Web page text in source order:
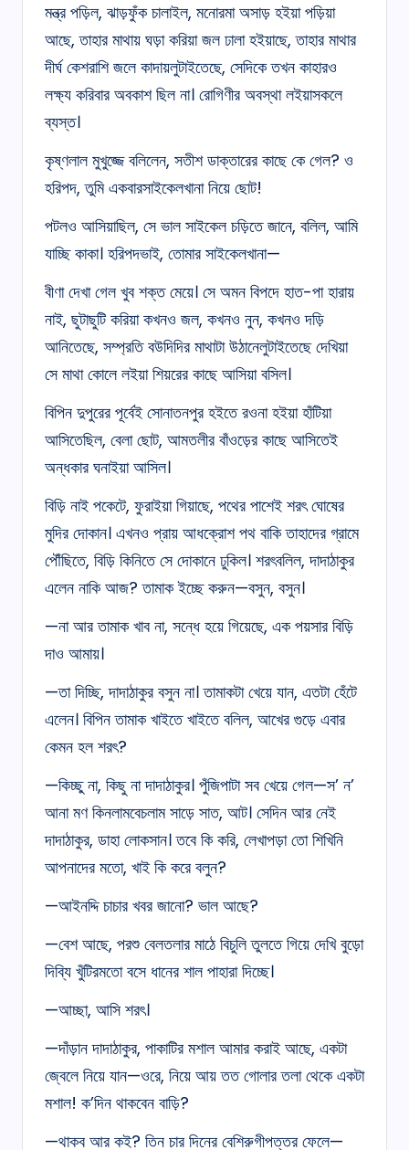
মন্ত্র পড়িল, ঝাড়ফুঁক চালাইল, মনোরমা অসাড় হইয়া পড়িয়া
আছে, তাহার মাথায় ঘড়া করিয়া জল ঢালা হইয়াছে, তাহার মাথার
দীর্ঘ কেশরাশি জলে কাদায়লুটাইতেছে, সেদিকে তখন কাহারও
লক্ষ্য করিবার অবকাশ ছিল না। রোগিণীর অবস্থা লইয়াসকলে
ব্যস্ত।
কৃষ্ণলাল মুখুজ্জে বলিলেন, সতীশ ডাক্তারের কাছে কে গেল? ও
হরিপদ, তুমি একবারসাইকেলখানা নিয়ে ছোট!
পটলও আসিয়াছিল, সে ভাল সাইকেল চড়িতে জানে, বলিল, আমি
যাচ্ছি কাকা। হরিপদভাই, তোমার সাইকেলখানা—
বীণা দেখা গেল খুব শক্ত মেয়ে। সে অমন বিপদে হাত-পা হারায়
নাই, ছুটাছুটি করিয়া কখনও জল, কখনও নুন, কখনও দড়ি
আনিতেছে, সম্প্রতি বউদিদির মাথাটা উঠানেলুটাইতেছে দেখিয়া
সে মাথা কোলে লইয়া শিয়রের কাছে আসিয়া বসিল।
বিপিন দুপুরের পূর্বেই সোনাতনপুর হইতে রওনা হইয়া হাঁটিয়া
আসিতেছিল, বেলা ছোট, আমতলীর বাঁওড়ের কাছে আসিতেই
অন্ধকার ঘনাইয়া আসিল।
বিড়ি নাই পকেটে, ফুরাইয়া গিয়াছে, পথের পাশেই শরৎ ঘোষের
মুদির দোকান। এখনও প্রায় আধক্রোশ পথ বাকি তাহাদের গ্রামে
পৌঁছিতে, বিড়ি কিনিতে সে দোকানে ঢুকিল। শরৎবলিল, দাদাঠাকুর
এলেন নাকি আজ? তামাক ইচ্ছে করুন—বসুন, বসুন।
—না আর তামাক খাব না, সন্ধে হয়ে গিয়েছে, এক পয়সার বিড়ি
দাও আমায়।
—তা দিচ্ছি, দাদাঠাকুর বসুন না। তামাকটা খেয়ে যান, এতটা হেঁটে
এলেন। বিপিন তামাক খাইতে খাইতে বলিল, আখের গুড়ে এবার
কেমন হল শরৎ?
—কিচ্ছু না, কিছু না দাদাঠাকুর। পুঁজিপাটা সব খেয়ে গেল—স’ ন’
আনা মণ কিনলামবেচলাম সাড়ে সাত, আট। সেদিন আর নেই
দাদাঠাকুর, ডাহা লোকসান। তবে কি করি, লেখাপড়া তো শিখিনি
আপনাদের মতো, খাই কি করে বলুন?
—আইনদ্দি চাচার খবর জানো? ভাল আছে?
—বেশ আছে, পরশু বেলতলার মাঠে বিচুলি তুলতে গিয়ে দেখি বুড়ো
দিব্যি খুঁটিরমতো বসে ধানের শাল পাহারা দিচ্ছে।
—আচ্ছা, আসি শরৎ।
—দাঁড়ান দাদাঠাকুর, পাকাটির মশাল আমার করাই আছে, একটা
জ্বেলে নিয়ে যান—ওরে, নিয়ে আয় তত গোলার তলা থেকে একটা
মশাল! ক’দিন থাকবেন বাড়ি?
—থাকব আর কই? তিন চার দিনের বেশিরুগীপত্তর ফেলে—